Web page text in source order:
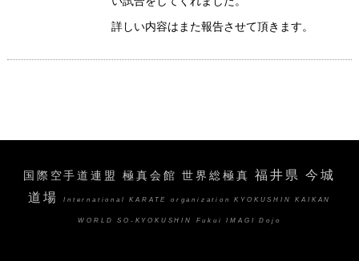
詳しい内容はまた報告させて頂きます。
国際空手道連盟 極真会館 世界総極真福井県 今城
道場
International KARATE organization KYOKUSHIN KAIKAN
WORLD SO-KYOKUSHIN Fukui IMAGI Dojo